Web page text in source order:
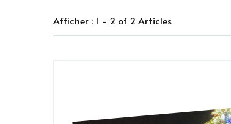
Afficher : 1 - 2 of 2 Articles